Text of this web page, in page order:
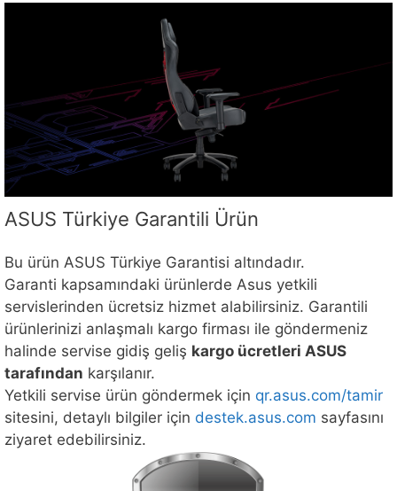
ASUS Türkiye Garantili Ürün
Bu ürün ASUS Türkiye Garantisi altındadır.
Garanti kapsamındaki ürünlerde Asus yetkili
servislerinden ücretsiz hizmet alabilirsiniz. Garantili
ürünlerinizi anlaşmalı kargo firması ile göndermeniz
halinde servise gidiş geliş kargo ücretleri ASUS
tarafından karşılanır.
Yetkili servise ürün göndermek için qr.asus.com/tamir
sitesini, detaylı bilgiler için destek.asus.com sayfasını
ziyaret edebilirsiniz.